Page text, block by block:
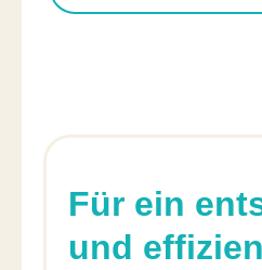
Für ein
und